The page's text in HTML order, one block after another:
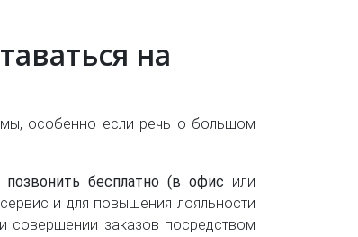
на
особенно если речь о большом
позвонить бесплатно (в офис или
и для повышения лояльности
совершении заказов посредством